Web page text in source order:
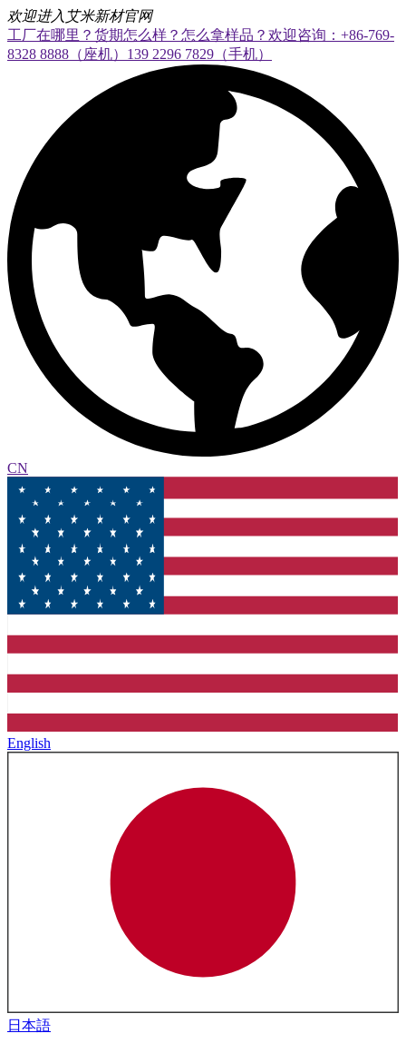
欢迎进入艾米新材官网
工厂在哪里？货期怎么样？怎么拿样品？欢迎咨询：+86-769-
8328 8888（座机）139 2296 7829（手机）
CN
English
日本語